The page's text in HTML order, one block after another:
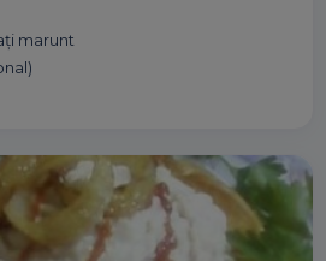
marunt